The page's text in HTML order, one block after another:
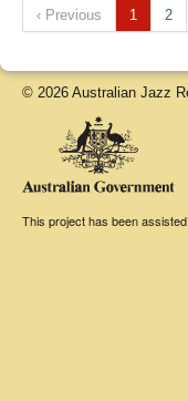
‹ Previous 1 2
© 2026 Australian Jazz
This project has been